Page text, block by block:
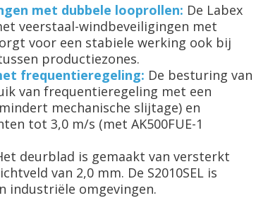
met dubbele looprollen: De Labex
veerstaal-windbeveiligingen met
voor een stabiele werking ook bij
productiezones.
frequentieregeling: De besturing van
van frequentieregeling met een
mechanische slijtage) en
tot 3,0 m/s (met AK500FUE-1
deurblad is gemaakt van versterkt
van 2,0 mm. De S2010SEL is
industriële omgevingen.